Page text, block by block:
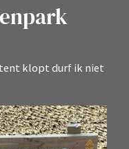
tent klopt durf ik niet